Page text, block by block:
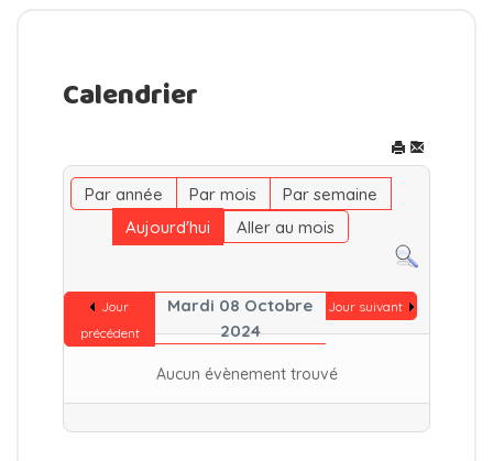
Calendrier
Par année Par mois
Par semaine
Aujourd'hui
Aller au mois
Jour
précédent
Mardi 08 Octobre
2024
Jour suivant
Aucun évènement trouvé